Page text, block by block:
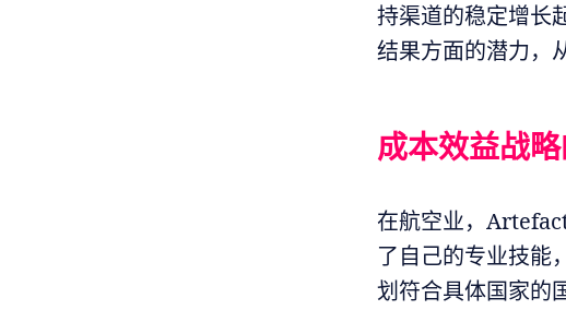
持渠道的稳定增长
结果方面的潜力，
成本效益战
在航空业，
了自己的专业技能
划符合具体国家的